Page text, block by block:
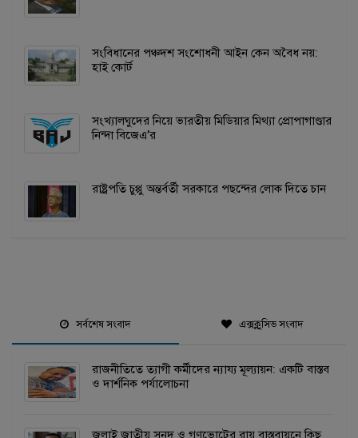
সংবিধানের পঞ্চদশ সংশোধনী আইন কেন অবৈধ নয়:
হাই কোর্ট
সংখ্যালঘুদের নিয়ে ভারতীয় মিডিয়ার মিথ্যা প্রোপাগাণ্ডার
নিন্দা বিজেএ’র
রাষ্ট্রপতি চুপ্পু অন্তর্বর্তী সরকারে পছন্দের লোক দিতে চান
সর্বশেষ সংবাদ এক্সক্লুসিভ সংবাদ
রাজনীতিতে ত্যাগী কর্মীদের ন্যায্য মূল্যায়ন: একটি বাস্তব
ও দার্শনিক পর্যালোচনা
জুলাই জাতীয় সনদ ও গণভোটের রায় বাস্তবায়নে কিছু